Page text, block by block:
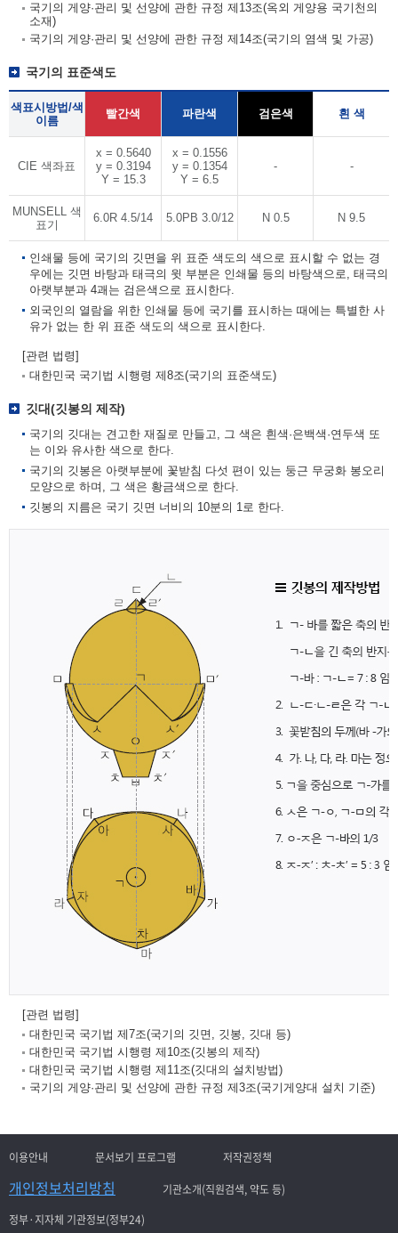
국기의 게양·관리 및 선양에 관한 규정 제13조(옥외 게양용 국기천의
소재)
국기의 게양·관리 및 선양에 관한 규정 제14조(국기의 염색 및 가공)
국기의 표준색도
색표시방법/색
이름
빨간색 파란색 검은색 흰 색
CIE 색좌표
x = 0.5640
y = 0.3194
Y = 15.3
x = 0.1556
y = 0.1354
Y = 6.5
- -
MUNSELL 색
표기
6.0R 4.5/14 5.0PB 3.0/12 N 0.5 N 9.5
인쇄물 등에 국기의 깃면을 위 표준 색도의 색으로 표시할 수 없는 경
우에는 깃면 바탕과 태극의 윗 부분은 인쇄물 등의 바탕색으로, 태극의
아랫부분과 4괘는 검은색으로 표시한다.
외국인의 열람을 위한 인쇄물 등에 국기를 표시하는 때에는 특별한 사
유가 없는 한 위 표준 색도의 색으로 표시한다.
[관련 법령]
대한민국 국기법 시행령 제8조(국기의 표준색도)
깃대(깃봉의 제작)
국기의 깃대는 견고한 재질로 만들고, 그 색은 흰색·은백색·연두색 또
는 이와 유사한 색으로 한다.
국기의 깃봉은 아랫부분에 꽃받침 다섯 편이 있는 둥근 무궁화 봉오리
모양으로 하며, 그 색은 황금색으로 한다.
깃봉의 지름은 국기 깃면 너비의 10분의 1로 한다.
[관련 법령]
대한민국 국기법 제7조(국기의 깃면, 깃봉, 깃대 등)
대한민국 국기법 시행령 제10조(깃봉의 제작)
대한민국 국기법 시행령 제11조(깃대의 설치방법)
국기의 게양·관리 및 선양에 관한 규정 제3조(국기게양대 설치 기준)
이용안내 문서보기 프로그램 저작권정책
개인정보처리방침
기관소개(직원검색, 약도 등)
정부·지자체 기관정보(정부24)